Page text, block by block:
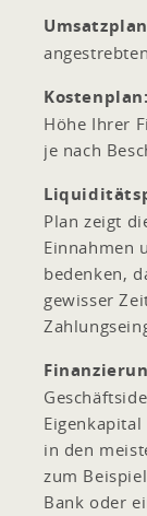
Kostenplan:
Höhe Ihrer
je nach
Plan zeigt
Einnahmen
bedenken,
gewisser
in den
zum
Bank oder